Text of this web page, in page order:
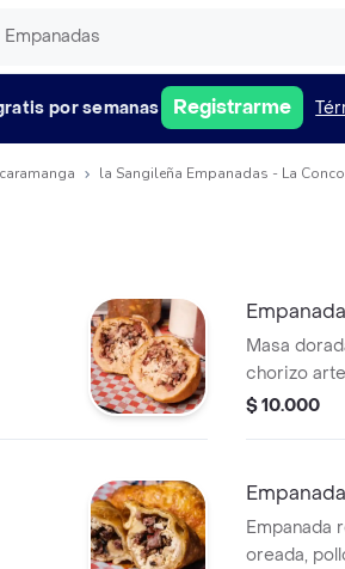
por semanas Registrarme
la Sangileña Empanadas - La
Masa
chorizo
derretido.
gusto
$ 10.000
Empanada
oreada,